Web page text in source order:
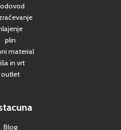
plin
material
in vrt
outlet
Blog